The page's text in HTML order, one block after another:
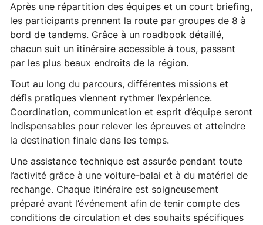
Après une répartition des équipes et un court briefing,
les participants prennent la route par groupes de 8 à
bord de tandems. Grâce à un roadbook détaillé,
chacun suit un itinéraire accessible à tous, passant
par les plus beaux endroits de la région.
Tout au long du parcours, différentes missions et
défis pratiques viennent rythmer l’expérience.
Coordination, communication et esprit d’équipe seront
indispensables pour relever les épreuves et atteindre
la destination finale dans les temps.
Une assistance technique est assurée pendant toute
l’activité grâce à une voiture-balai et à du matériel de
rechange. Chaque itinéraire est soigneusement
préparé avant l’événement afin de tenir compte des
conditions de circulation et des souhaits spécifiques